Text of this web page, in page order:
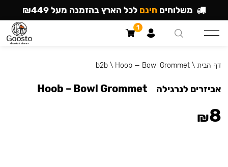
דף הבית \
b2b\ Hoob — Bowl Grommet
אביזרים לנרגילה Hoob – Bowl Grommet
₪8
משלוחים חינם לכל הארץ בהזמנה מעל ₪449
1